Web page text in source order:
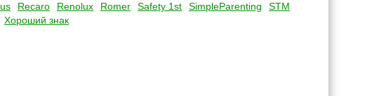
Recaro Renolux Romer Safety 1st SimpleParenting
STM
Хороший знак